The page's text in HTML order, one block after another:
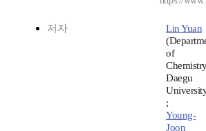
저자
Lin Yuan
of
Daegu
;
Young-
Joon